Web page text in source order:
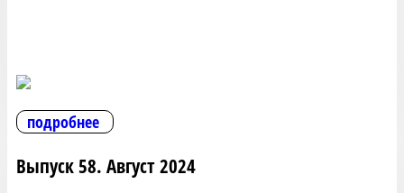
подробнее
Выпуск 58. Август 2024